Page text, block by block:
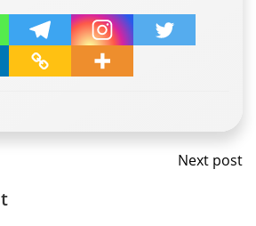
Next post